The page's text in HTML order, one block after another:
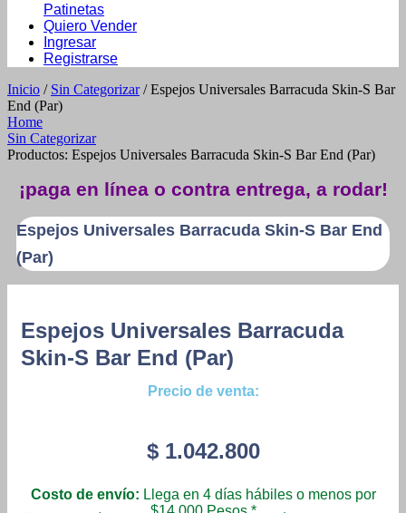
Patinetas
Quiero Vender
Ingresar
Registrarse
Inicio / Sin Categorizar/ Espejos Universales Barracuda Skin-S Bar
End (Par)
Home
Sin Categorizar
Productos: Espejos Universales Barracuda Skin-S Bar End (Par)
¡paga en línea o contra entrega, a rodar!
Espejos Universales Barracuda Skin-S Bar End
(Par)
Espejos Universales Barracuda
Skin-S Bar End (Par)
Precio de venta:
$1.042.800
Costo de envío: Llega en 4 días hábiles o menos por